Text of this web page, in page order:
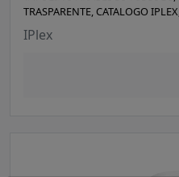
TRASPARENTE, CATALOGO
IPlex